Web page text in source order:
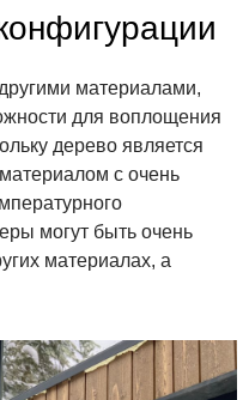
материалами,
для воплощения
дерево является
с очень
могут быть очень
материалах, а